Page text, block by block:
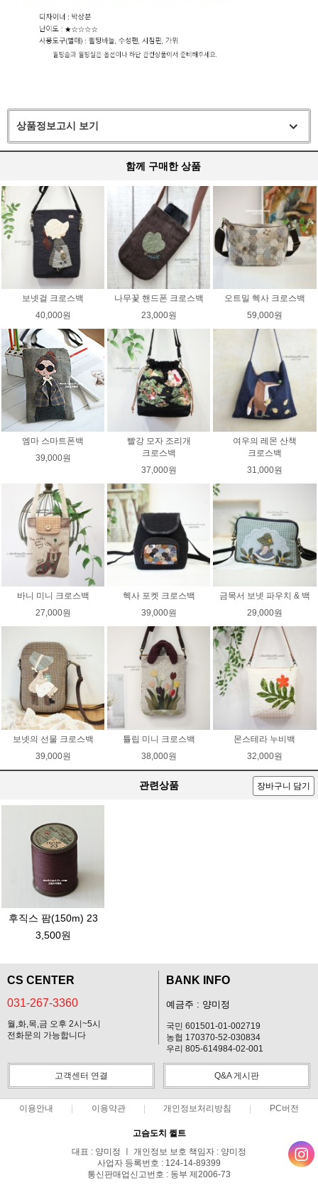
상품정보고시 보기
함께 구매한 상품
보넷걸 크로스백
40,000원
나무꽃 핸드폰 크로스백
23,000원
오트밀 헥사 크로스백
59,000원
엠마 스마트폰백
39,000원
빨강 모자 조리개
크로스백
37,000원
여우의 레몬 산책
크로스백
31,000원
바니 미니 크로스백
27,000원
헥사 포켓 크로스백
39,000원
금목서 보넷 파우치 & 백
29,000원
보넷의 선물 크로스백
39,000원
튤립 미니 크로스백
38,000원
몬스테라 누비백
32,000원
관련상품 장바구니 담기
후직스 팜(150m) 23
3,500원
CS CENTER
031-267-3360
월,화,목,금 오후 2시~5시
전화문의 가능합니다
BANK INFO
예금주 : 양미정
국민 601501-01-002719
농협 170370-52-030834
우리 805-614984-02-001
고객센터 연결 Q&A 게시판
이용안내 이용약관 개인정보처리방침 PC버전
고슴도치 퀼트
대표 : 양미정 ㅣ 개인정보 보호 책임자 : 양미정
사업자 등록번호 : 124-14-89399
통신판매업신고번호 : 동부 제2006-73